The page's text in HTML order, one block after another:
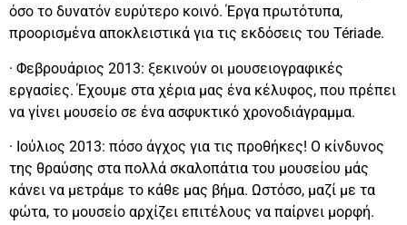
όσο το δυνατόν ευρύτερο κοινό. Έργα πρωτότυπα,
προορισμένα αποκλειστικά για τις εκδόσεις του Tériade.
· Φεβρουάριος 2013: ξεκινούν οι μουσειογραφικές
εργασίες. Έχουμε στα χέρια μας ένα κέλυφος, που πρέπει
να γίνει μουσείο σε ένα ασφυκτικό χρονοδιάγραμμα.
· Ιούλιος 2013: πόσο άγχος για τις προθήκες! Ο κίνδυνος
της θραύσης στα πολλά σκαλοπάτια του μουσείου μάς
κάνει να μετράμε το κάθε μας βήμα. Ωστόσο, μαζί με τα
φώτα, το μουσείο αρχίζει επιτέλους να παίρνει μορφή.